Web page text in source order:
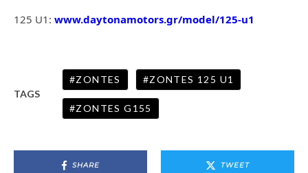
125 U1: www.daytonamotors.gr/model/125-u1
TAGS
ZONTES ZONTES 125 U1
ZONTES G155
SHARE TWEET